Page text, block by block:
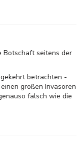
Botschaft seitens der
betrachten -
großen Invasoren
falsch wie die